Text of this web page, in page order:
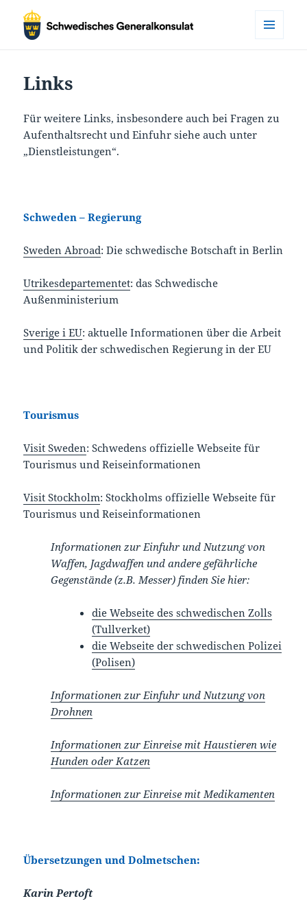
Honorargeneralkonsulat
Links
Für weitere Links, insbesondere auch bei Fragen zu
Aufenthaltsrecht und Einfuhr siehe auch unter
„Dienstleistungen“.
Schweden – Regierung
Sweden Abroad: Die schwedische Botschaft in Berlin
Utrikesdepartementet: das Schwedische
Außenministerium
Sverige i EU: aktuelle Informationen über die Arbeit
und Politik der schwedischen Regierung in der EU
Tourismus
Visit Sweden: Schwedens offizielle Webseite für
Tourismus und Reiseinformationen
Visit Stockholm: Stockholms offizielle Webseite für
Tourismus und Reiseinformationen
Informationen zur Einfuhr und Nutzung von
Waffen, Jagdwaffen und andere gefährliche
Gegenstände (z.B. Messer) finden Sie hier:
die Webseite des schwedischen Zolls
(Tullverket)
die Webseite der schwedischen Polizei
(Polisen)
Informationen zur Einfuhr und Nutzung von
Drohnen
Informationen zur Einreise mit Haustieren wie
Hunden oder Katzen
Informationen zur Einreise mit Medikamenten
Übersetzungen und Dolmetschen:
Karin Pertoft